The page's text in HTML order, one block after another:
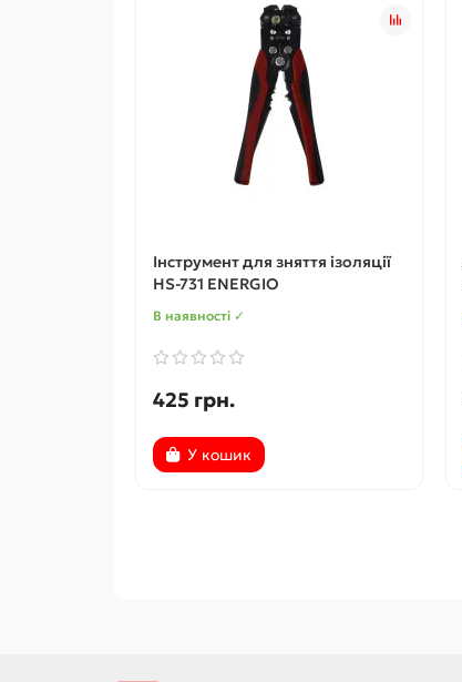
Інструмент для зняття ізоляції
HS-731 ENERGIO
В наявності ✓
425 грн.
У кошик